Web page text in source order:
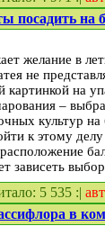
посадить на
желание в
не
на
–
культур на
к этому
зависеть
5 535 :|
в